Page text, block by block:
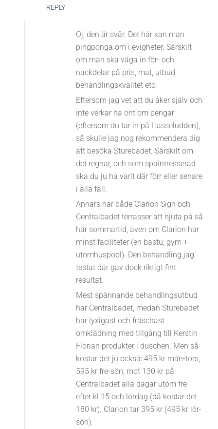
REPLY
Oj, den är svår. Det här kan man
pingponga om i evigheter. Särskilt
om man ska väga in för- och
nackdelar på pris, mat, utbud,
behandlingskvalitet etc.
Eftersom jag vet att du åker själv och
inte verkar ha ont om pengar
(eftersom du tar in på Hasseludden),
så skulle jag nog rekommendera dig
att besöka Sturebadet. Särskilt om
det regnar, och som spaintresserad
ska du ju ha varit där förr eller senare
i alla fall.
Annars har både Clarion Sign och
Centralbadet terrasser att njuta på så
här sommartid, även om Clarion har
minst faciliteter (en bastu, gym +
utomhuspool). Den behandling jag
testat där gav dock riktigt fint
resultat.
Mest spännande behandlingsutbud
har Centralbadet, medan Sturebadet
har lyxigast och fräschast
omklädning med tillgång till Kerstin
Florian produkter i duschen. Men så
kostar det ju också: 495 kr mån-tors,
595 kr fre-sön, mot 130 kr på
Centralbadet alla dagar utom fre
efter kl 15 och lördag (då kostar det
180 kr). Clarion tar 395 kr (495 kr lör-
sön).